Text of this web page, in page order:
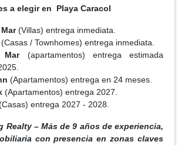
a elegir en Playa Caracol
(Villas) entrega inmediata.
(Casas / Townhomes) entrega inmediata.
Mar (apartamentos) entrega estimada
(Apartamentos) entrega en 24 meses.
(Apartamentos) entrega 2027.
entrega 2027 - 2028.
Realty – Más de 9 años de experiencia,
con presencia en zonas claves